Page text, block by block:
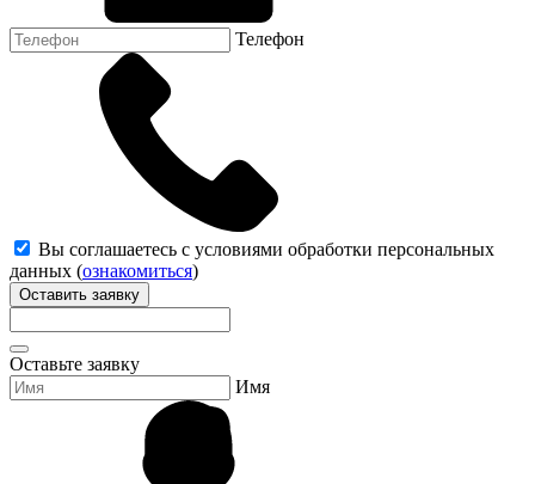
Телефон
Вы соглашаетесь с условиями обработки персональных
данных (ознакомиться)
Оставить заявку
Оставьте заявку
Имя